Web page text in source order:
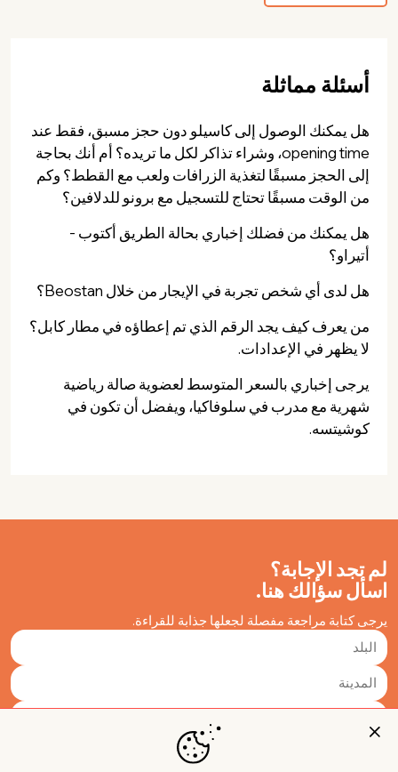
أسئلة مماثلة
هل يمكنك الوصول إلى كاسيلو دون حجز مسبق، فقط عند
opening time، وشراء تذاكر لكل ما تريده؟ أم أنك بحاجة
إلى الحجز مسبقًا لتغذية الزرافات ولعب مع القطط؟ وكم
من الوقت مسبقًا تحتاج للتسجيل مع برونو للدلافين؟
هل يمكنك من فضلك إخباري بحالة الطريق أكتوب -
أتيراو؟
هل لدى أي شخص تجربة في الإيجار من خلال Beostan؟
من يعرف كيف يجد الرقم الذي تم إعطاؤه في مطار كابل؟
لا يظهر في الإعدادات.
يرجى إخباري بالسعر المتوسط لعضوية صالة رياضية
شهرية مع مدرب في سلوفاكيا، ويفضل أن تكون في
كوشيتسه.
لم تجد الإجابة؟
اسأل سؤالك هنا.
يرجى كتابة مراجعة مفصلة لجعلها جذابة للقراءة.